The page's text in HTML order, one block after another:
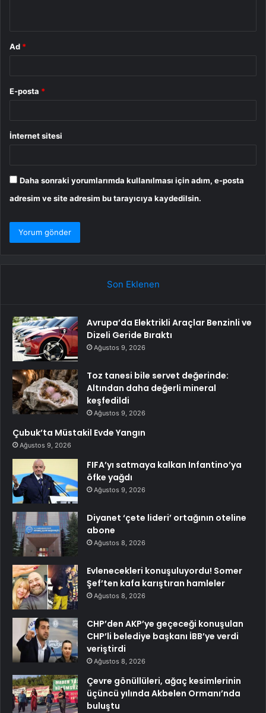
Ad *
E-posta *
İnternet sitesi
Daha sonraki yorumlarımda kullanılması için adım, e-posta
adresim ve site adresim bu tarayıcıya kaydedilsin.
Son Eklenen
Avrupa’da Elektrikli Araçlar Benzinli ve
Dizeli Geride Bıraktı
Ağustos 9, 2026
Toz tanesi bile servet değerinde:
Altından daha değerli mineral
keşfedildi
Ağustos 9, 2026
Çubuk’ta Müstakil Evde Yangın
Ağustos 9, 2026
FIFA’yı satmaya kalkan Infantino’ya
öfke yağdı
Ağustos 9, 2026
Diyanet ‘çete lideri’ ortağının oteline
abone
Ağustos 8, 2026
Evlenecekleri konuşuluyordu! Somer
Şef’ten kafa karıştıran hamleler
Ağustos 8, 2026
CHP’den AKP’ye geçeceği konuşulan
CHP’li belediye başkanı İBB’ye verdi
veriştirdi
Ağustos 8, 2026
Çevre gönüllüleri, ağaç kesimlerinin
üçüncü yılında Akbelen Ormanı’nda
buluştu